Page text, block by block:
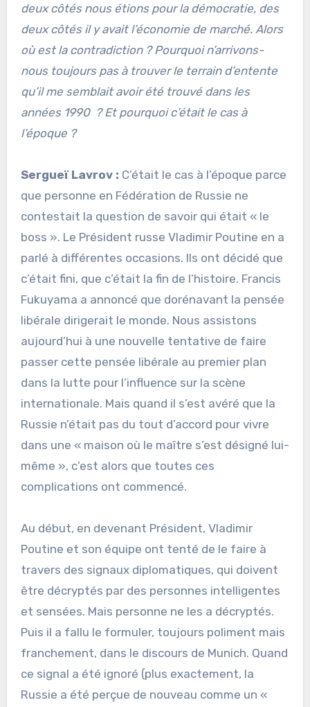
deux côtés nous étions pour la démocratie, des
deux côtés il y avait l’économie de marché. Alors
où est la contradiction ? Pourquoi n’arrivons-
nous toujours pas à trouver le terrain d’entente
qu’il me semblait avoir été trouvé dans les
années 1990 ? Et pourquoi c’était le cas à
l’époque ?
Sergueï Lavrov : C’était le cas à l’époque parce
que personne en Fédération de Russie ne
contestait la question de savoir qui était « le
boss ». Le Président russe Vladimir Poutine en a
parlé à différentes occasions. Ils ont décidé que
c’était fini, que c’était la fin de l’histoire. Francis
Fukuyama a annoncé que dorénavant la pensée
libérale dirigerait le monde. Nous assistons
aujourd’hui à une nouvelle tentative de faire
passer cette pensée libérale au premier plan
dans la lutte pour l’influence sur la scène
internationale. Mais quand il s’est avéré que la
Russie n’était pas du tout d’accord pour vivre
dans une « maison où le maître s’est désigné lui-
même », c’est alors que toutes ces
complications ont commencé.
Au début, en devenant Président, Vladimir
Poutine et son équipe ont tenté de le faire à
travers des signaux diplomatiques, qui doivent
être décryptés par des personnes intelligentes
et sensées. Mais personne ne les a décryptés.
Puis il a fallu le formuler, toujours poliment mais
franchement, dans le discours de Munich. Quand
ce signal a été ignoré (plus exactement, la
Russie a été perçue de nouveau comme un «